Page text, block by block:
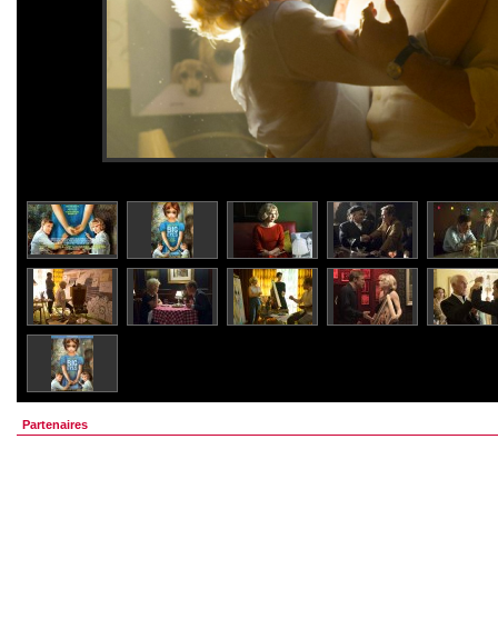
Partenaires